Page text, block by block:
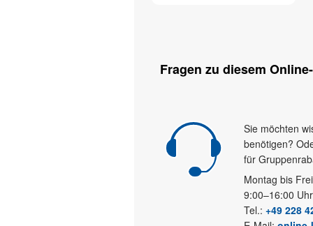
Fragen zu diesem
Sie möchten
benötigen?
für
Montag bis
9:00–16:00 Uhr
Tel.: +49 228